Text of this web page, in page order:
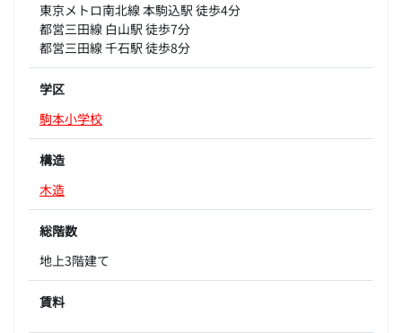
東京メトロ南北線 本駒込駅 徒歩4分
都営三田線 白山駅 徒歩7分
都営三田線 千石駅 徒歩8分
学区
駒本小学校
構造
木造
総階数
地上3階建て
賃料